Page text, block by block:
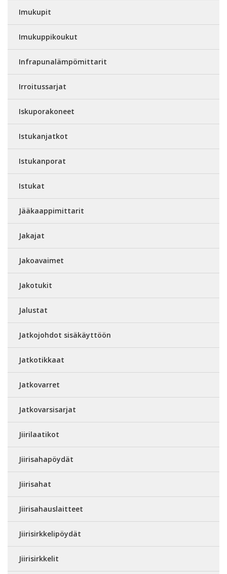
Imukupit
Imukuppikoukut
Infrapunalämpömittarit
Irroitussarjat
Iskuporakoneet
Istukanjatkot
Istukanporat
Istukat
Jääkaappimittarit
Jakajat
Jakoavaimet
Jakotukit
Jalustat
Jatkojohdot sisäkäyttöön
Jatkotikkaat
Jatkovarret
Jatkovarsisarjat
Jiirilaatikot
Jiirisahapöydät
Jiirisahat
Jiirisahauslaitteet
Jiirisirkkelipöydät
Jiirisirkkelit